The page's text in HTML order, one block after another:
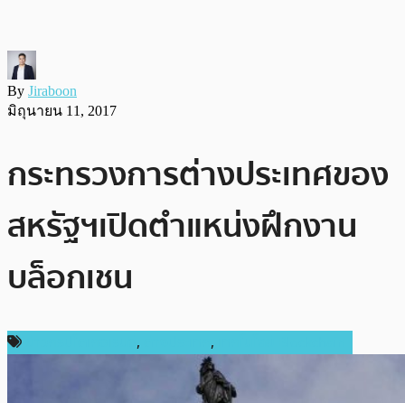
By Jiraboon
มิถุนายน 11, 2017
กระทรวงการต่างประเทศของ
สหรัฐฯเปิดตำแหน่งฝึกงาน
บล็อกเชน
, ,